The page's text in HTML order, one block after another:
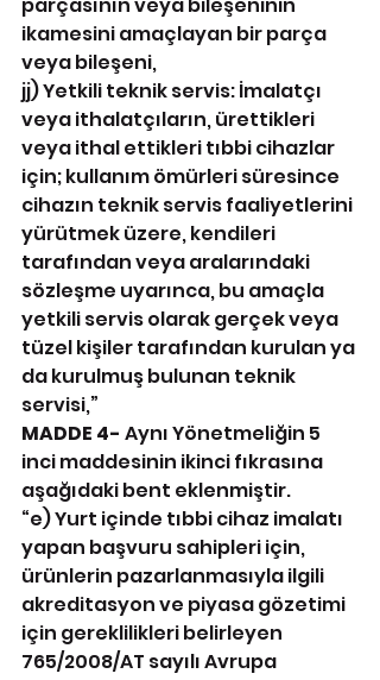
ikamesini amaçlayan bir parça
veya bileşeni,
jj) Yetkili teknik servis: İmalatçı
veya ithalatçıların, ürettikleri
veya ithal ettikleri tıbbi cihazlar
için; kullanım ömürleri süresince
cihazın teknik servis faaliyetlerini
yürütmek üzere, kendileri
tarafından veya aralarındaki
sözleşme uyarınca, bu amaçla
yetkili servis olarak gerçek veya
tüzel kişiler tarafından kurulan ya
da kurulmuş bulunan teknik
servisi,”
MADDE 4- Aynı Yönetmeliğin 5
inci maddesinin ikinci fıkrasına
aşağıdaki bent eklenmiştir.
“e) Yurt içinde tıbbi cihaz imalatı
yapan başvuru sahipleri için,
ürünlerin pazarlanmasıyla ilgili
akreditasyon ve piyasa gözetimi
için gereklilikleri belirleyen
765/2008/AT sayılı Avrupa